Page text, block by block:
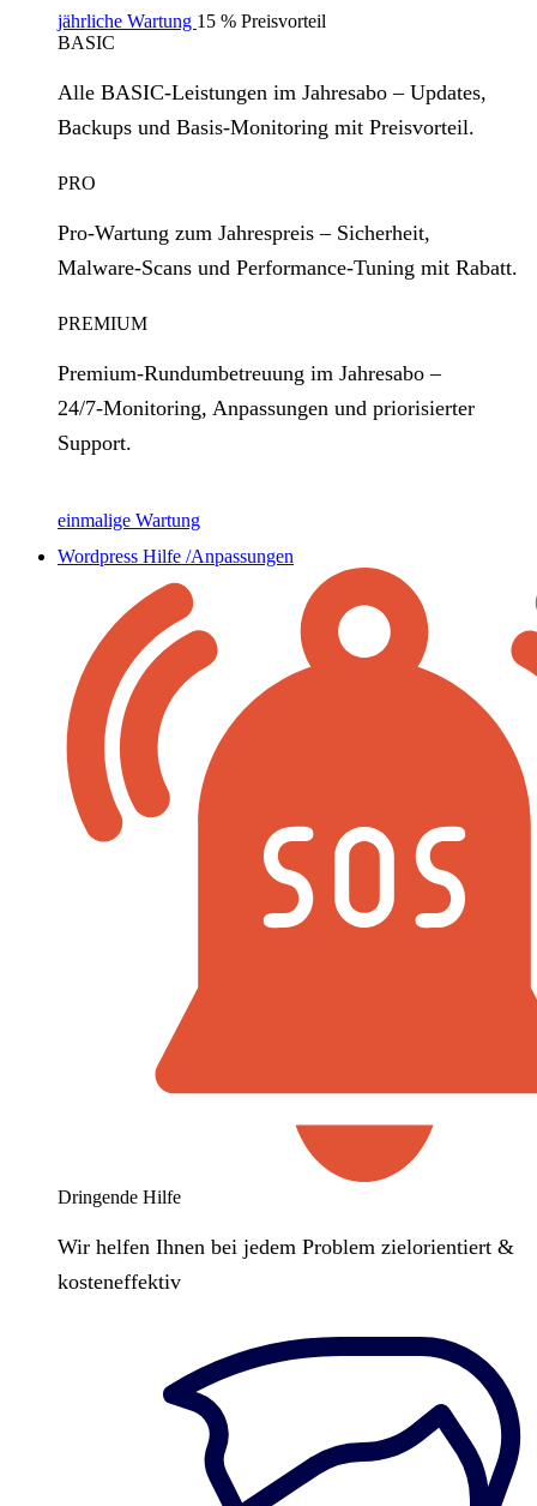
jährliche Wartung 15 % Preisvorteil
BASIC
Alle BASIC‑Leistungen im Jahresabo – Updates,
Backups und Basis‑Monitoring mit Preisvorteil.
PRO
Pro‑Wartung zum Jahrespreis – Sicherheit,
Malware‑Scans und Performance‑Tuning mit Rabatt.
PREMIUM
Premium‑Rundumbetreuung im Jahresabo –
24/7‑Monitoring, Anpassungen und priorisierter
Support.
einmalige Wartung
Wordpress Hilfe /Anpassungen
Dringende Hilfe
Wir helfen Ihnen bei jedem Problem zielorientiert &
kosteneffektiv